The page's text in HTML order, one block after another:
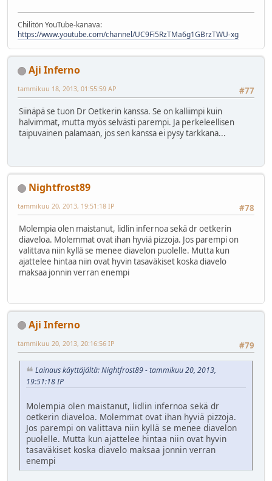
Chilitön YouTube-kanava:
https://www.youtube.com/channel/UC9Fi5RzTMa6g1GBrzTWU-xg
Aji Inferno
#77
tammikuu 18, 2013, 01:55:59 AP
Siinäpä se tuon Dr Oetkerin kanssa. Se on kalliimpi kuin
halvimmat, mutta myös selvästi parempi. Ja perkeleellisen
taipuvainen palamaan, jos sen kanssa ei pysy tarkkana...
Nightfrost89
#78
tammikuu 20, 2013, 19:51:18 IP
Molempia olen maistanut, lidlin infernoa sekä dr oetkerin
diaveloa. Molemmat ovat ihan hyviä pizzoja. Jos parempi on
valittava niin kyllä se menee diavelon puolelle. Mutta kun
ajattelee hintaa niin ovat hyvin tasaväkiset koska diavelo
maksaa jonnin verran enempi
Aji Inferno
#79
tammikuu 20, 2013, 20:16:56 IP
Lainaus käyttäjältä: Nightfrost89 - tammikuu 20, 2013,
19:51:18 IP
Molempia olen maistanut, lidlin infernoa sekä dr
oetkerin diaveloa. Molemmat ovat ihan hyviä pizzoja.
Jos parempi on valittava niin kyllä se menee diavelon
puolelle. Mutta kun ajattelee hintaa niin ovat hyvin
tasaväkiset koska diavelo maksaa jonnin verran
enempi